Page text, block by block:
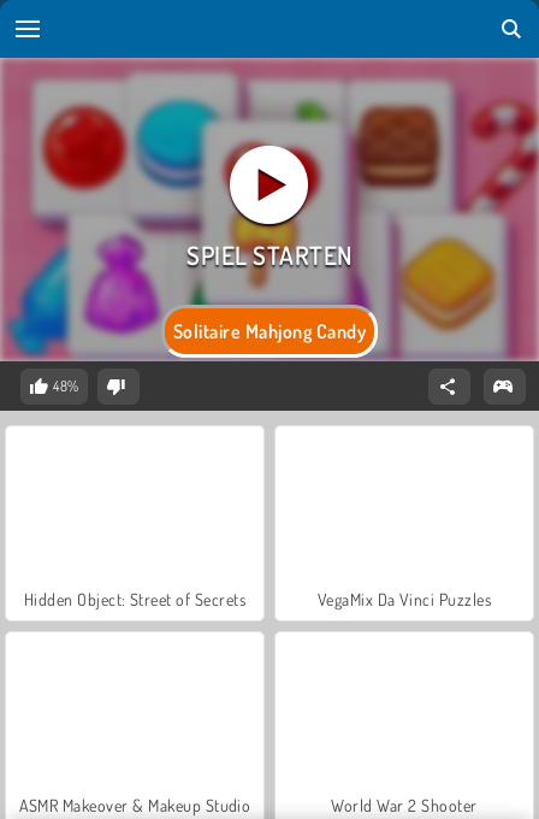
Solitaire Mahjong Candy
48%
Hidden Object: Street of Secrets VegaMix Da Vinci Puzzles
ASMR Makeover & Makeup Studio World War 2 Shooter